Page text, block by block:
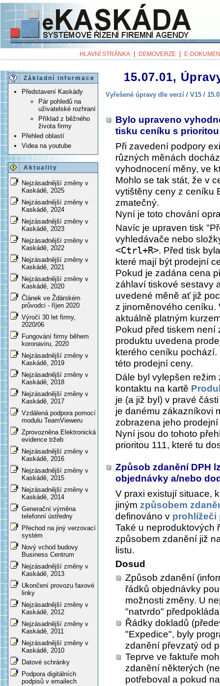
HLAVNÍ STRÁNKA DEMOVERZE E-
Základní informace
Představení Kaskády
Pár pohledů na
uživatelské rozhraní
Příklad z běžného
života firmy
Přehled oblastí
Videa na youtube
Aktuality
Nejzásadnější změny v
Kaskádě, 2025
Nejzásadnější změny v
Kaskádě, 2024
Nejzásadnější změny v
Kaskádě, 2023
Nejzásadnější změny v
Kaskádě, 2022
Nejzásadnější změny v
Kaskádě, 2021
Nejzásadnější změny v
Kaskádě, 2020
Článek ve Ždárském
průvodci - říjen 2020
Výročí 30 let firmy,
2020/06
Fungování firmy během
koronaviru, 2020
Nejzásadnější změny v
Kaskádě, 2019
Nejzásadnější změny v
Kaskádě, 2018
Nejzásadnější změny v
Kaskádě, 2017
Vzdálená podpora pomocí
modulu TeamVieweru
Zprovozněna Elektronická
evidence tržeb
Nejzásadnější změny v
Kaskádě, 2016
Nejzásadnější změny v
Kaskádě, 2015
Nejzásadnější změny v
Kaskádě, 2014
Generační výměna
telefonní ústředny
Přechod na jiný verzovací
systém
Nový vchod budovy
Business Centrum
Nejzásadnější změny v
Kaskádě, 2013
Ukončení provozu faxové
linky
Nejzásadnější změny v
Kaskádě, 2012
Nejzásadnější změny v
Kaskádě, 2011
Nejzásadnější změny v
Kaskádě, 2010
Datové schránky
Podpora digitálních
podpisů v emailech
15.07.01,
Vyřešené úpravy dle verzí / V15 /
Bylo upraveno
tisku ceníku s
Při zavedení podpory
různých měnách
vyhodnocení měny, ve
Mohlo se tak stát, že v
vytištěny ceny z ceníku
zmatečný.
Nyní je toto chování
Navíc je upraven tisk
vyhledávače nebo
<Ctrl+R>. Před tisk
které mají být prodejní
Pokud je zadána cena
záhlaví tiskové sestavy
uvedené měně ať již
z jinoměnového ceníku.
aktuálně platným
Pokud před tiskem není
produktu uvedena
kterého ceníku
této prodejní ceny.
Dále byl vylepšen
kontaktu na kartě
je (a již byl) v pravé
je danému zákazníkovi
zobrazena jeho
Nyní jsou do tohoto
prioritou 111, které tu
Způsob zdanění DPH
objednávky a/nebo
V praxi existují situace,
jiným způsobem
definováno v prohlížeči
Také u neproduktových
způsobem zdanění již
listu.
Dosud
Způsob zdanění
řádků objednávky
možnosti změny. U
"natvrdo"
Řádky dokladů
"Expedice", byly
zdanění převzatý od
Teprve ve faktuře
zdanění některých
potřeboval a pokud